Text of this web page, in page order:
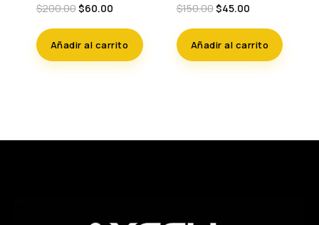
$200.00Original
$200.00.
$60.00Current
$60.00.
Añadir al carrito
$150.00Original
$150.00.
$45.00Current
$45.00.
Añadir al carrito